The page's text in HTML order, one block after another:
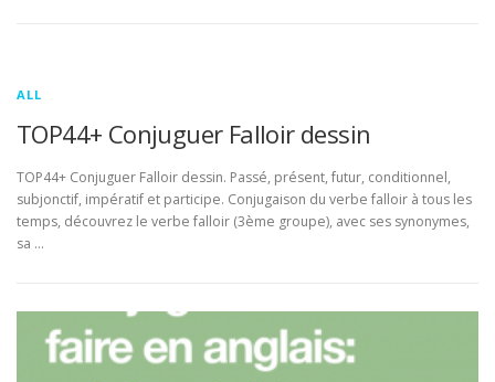
ALL
TOP44+ Conjuguer Falloir dessin
TOP44+ Conjuguer Falloir dessin. Passé, présent, futur, conditionnel,
subjonctif, impératif et participe. Conjugaison du verbe falloir à tous les
temps, découvrez le verbe falloir (3ème groupe), avec ses synonymes,
sa …